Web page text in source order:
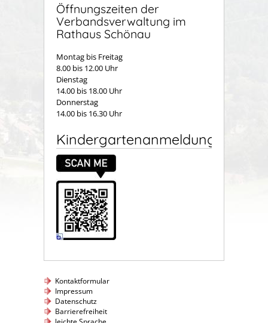
Öffnungszeiten der
Verbandsverwaltung im
Rathaus Schönau
Montag bis Freitag
8.00 bis 12.00 Uhr
Dienstag
14.00 bis 18.00 Uhr
Donnerstag
14.00 bis 16.30 Uhr
Kindergartenanmeldung
Kontaktformular
Impressum
Datenschutz
Barrierefreiheit